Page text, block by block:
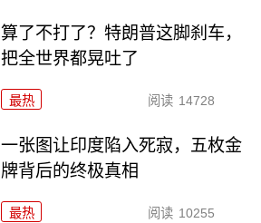
算了不打了？特朗普这脚刹车，
把全世界都晃吐了
最热 阅读 14728
一张图让印度陷入死寂，五枚金
牌背后的终极真相
最热 阅读 10255